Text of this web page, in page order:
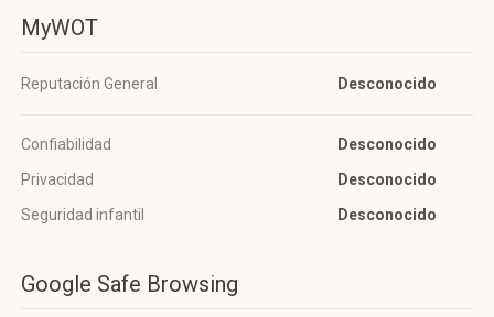
MyWOT
Reputación General Desconocido
Confiabilidad
Desconocido
Privacidad
Desconocido
Seguridad infantil
Desconocido
Google Safe Browsing